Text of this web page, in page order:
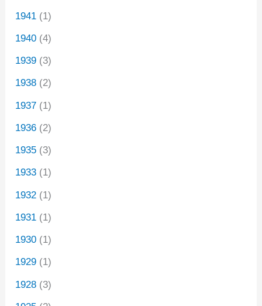
1941 (1)
1940 (4)
1939 (3)
1938 (2)
1937 (1)
1936 (2)
1935 (3)
1933 (1)
1932 (1)
1931 (1)
1930 (1)
1929 (1)
1928 (3)